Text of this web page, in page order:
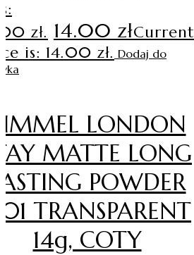
zł. 14.00 złCurrent
is: 14.00 zł. Dodaj do
LONDON
MATTE LONG
POWDER
TRANSPARENT
14g, COTY